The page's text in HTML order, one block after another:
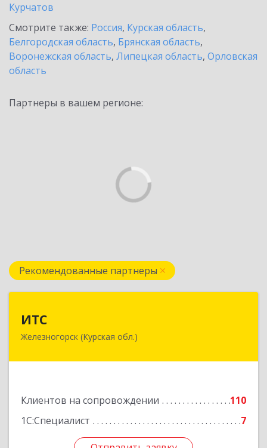
Курчатов
Смотрите также: Россия, Курская область,
Белгородская область, Брянская область,
Воронежская область, Липецкая область, Орловская
область
Партнеры в вашем регионе:
Рекомендованные партнеры
ИТС
Железногорск (Курская обл.)
Клиентов на сопровождении
110
1С:Специалист
7
307178, Курская обл, Железногорск г,